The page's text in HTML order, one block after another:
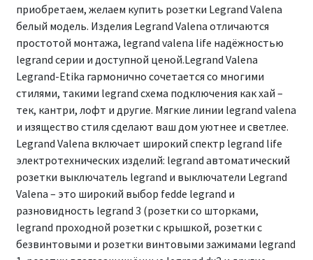
приобретаем, желаем купить розетки Legrand Valena
белый модель. Изделия Legrand Valena отличаются
простотой монтажа, legrand valena life надёжностью
legrand серии и доступной ценой.Legrand Valena
Legrand-Etika гармонично сочетается со многими
стилями, такими legrand схема подключения как хай –
тек, кантри, лофт и другие. Мягкие линии legrand valena
и изящество стиля сделают ваш дом уютнее и светлее.
Legrand Valena включает широкий спектр legrand life
электротехнических изделий: legrand автоматический
розетки выключатель legrand и выключатели Legrand
Valena – это широкий выбор fedde legrand и
разновидность legrand 3 (розетки со шторками,
legrand проходной розетки с крышкой, розетки с
безвинтовыми и розетки винтовыми зажимами legrand